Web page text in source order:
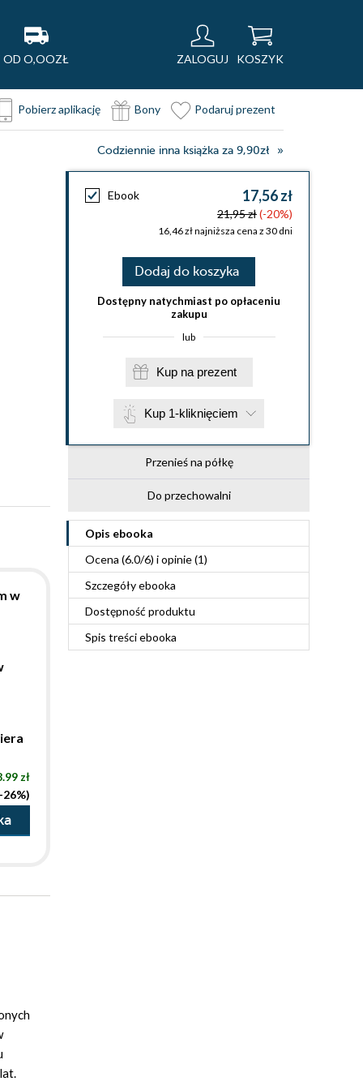
OD O,OOZŁ ZALOGUJ KOSZYK
Pobierz aplikację Bony Podaruj prezent
Codziennie inna książka za 9,90zł
Ebook 17,56 zł
21,95 zł(-20%)
16,46 zł najniższa cena z 30 dni
Dodaj do koszyka
Dostępny natychmiast po opłaceniu
zakupu
lub
Kup na prezent
Kup 1-kliknięciem
Przenieś na półkę
Do przechowalni
Opis ebooka
Ocena (6.0/6) i opinie (1)
Szczegółyebooka
Dostępność produktu
Spis treściebooka
w
zł
26%)